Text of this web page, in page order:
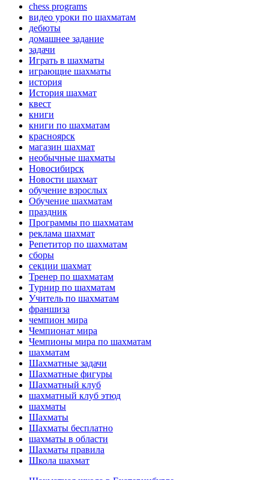
chess programs
видео уроки по шахматам
дебюты
домашнее задание
задачи
Играть в шахматы
играющие шахматы
история
История шахмат
квест
книги
книги по шахматам
красноярск
магазин шахмат
необычные шахматы
Новосибирск
Новости шахмат
обучение взрослых
Обучение шахматам
праздник
Программы по шахматам
реклама шахмат
Репетитор по шахматам
сборы
секции шахмат
Тренер по шахматам
Турнир по шахматам
Учитель по шахматам
франшиза
чемпион мира
Чемпионат мира
Чемпионы мира по шахматам
шахматам
Шахматные задачи
Шахматные фигуры
Шахматный клуб
шахматный клуб этюд
шахматы
Шахматы
Шахматы бесплатно
шахматы в области
Шахматы правила
Школа шахмат